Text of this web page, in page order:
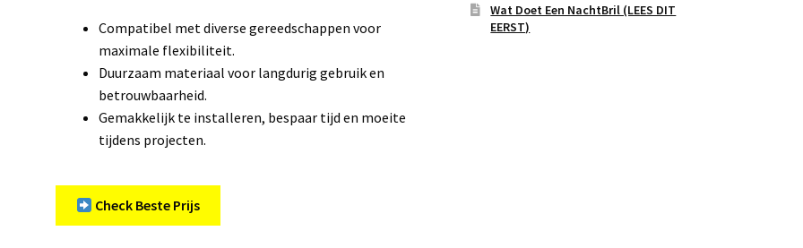
Compatibel met diverse gereedschappen voor
maximale flexibiliteit.
Duurzaam materiaal voor langdurig gebruik en
betrouwbaarheid.
Gemakkelijk te installeren, bespaar tijd en moeite
tijdens projecten.
Check Beste Prijs
Wat Doet Een NachtBril (LEES DIT
EERST)